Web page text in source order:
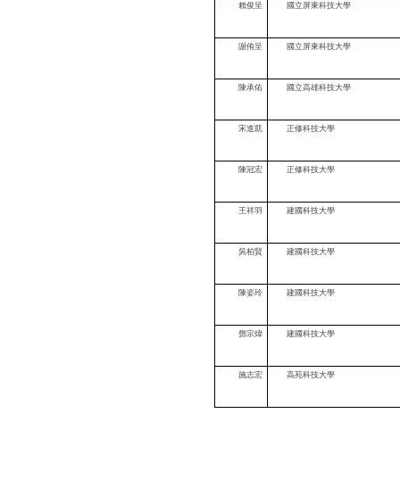
賴俊呈 國立屏東科技大學
謝侑呈 國立屏東科技大學
陳承佑 國立高雄科技大學
宋進凱 正修科技大學
陳冠宏 正修科技大學
王祥羽 建國科技大學
吳柏賢 建國科技大學
陳姿玲 建國科技大學
鄧宗煒 建國科技大學
施志宏 高苑科技大學